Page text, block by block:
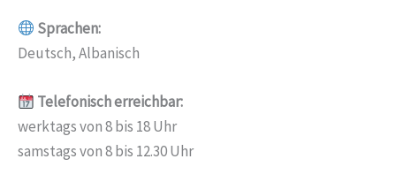
Sprachen:
Deutsch, Albanisch
Telefonisch erreichbar:
werktags von 8 bis 18 Uhr
samstags von 8 bis 12.30 Uhr